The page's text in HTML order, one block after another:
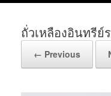
ถั่วเหลืองอินทรีย์
← Previous